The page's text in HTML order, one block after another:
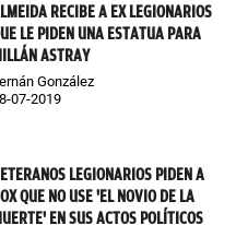
RECIBE A EX LEGIONARIOS
LE PIDEN UNA ESTATUA PARA
ASTRAY
González
07-2019
LEGIONARIOS PIDEN A
QUE NO USE 'EL NOVIO DE LA
EN SUS ACTOS POLÍTICOS